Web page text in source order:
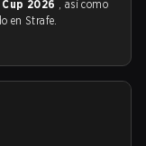
2026 , así como
en Strafe.